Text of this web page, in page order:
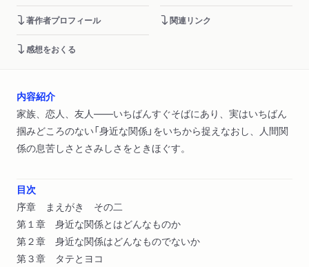
著作者プロフィール 関連リンク
感想をおくる
内容紹介
家族、恋人、友人――いちばんすぐそばにあり、実はいちばん
掴みどころのない「身近な関係」をいちから捉えなおし、人間関
係の息苦しさとさみしさをときほぐす。
目次
序章 まえがき その二
第１章 身近な関係とはどんなものか
第２章 身近な関係はどんなものでないか
第３章 タテとヨコ